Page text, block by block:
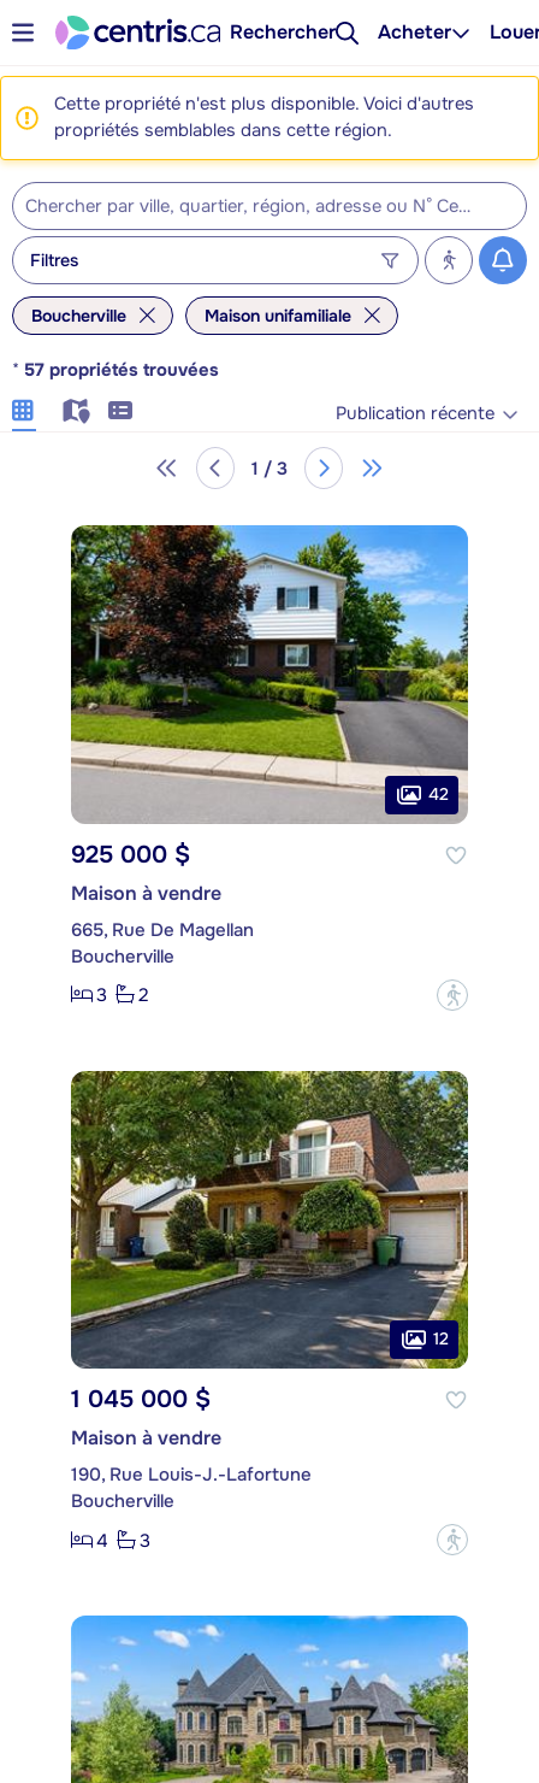
Rechercher Acheter
Cette propriété n'est plus disponible. Voici d'autres
propriétés semblables dans cette région.
Filtres
Boucherville Maison unifamiliale
* 57 propriétés trouvées
Publication récente
1 / 3
42
925 000 $
Maison à vendre
665, Rue De Magellan
Boucherville
3
2 ?
12
1 045 000 $
Maison à vendre
190, Rue Louis-J.-Lafortune
Boucherville
4
3 ?